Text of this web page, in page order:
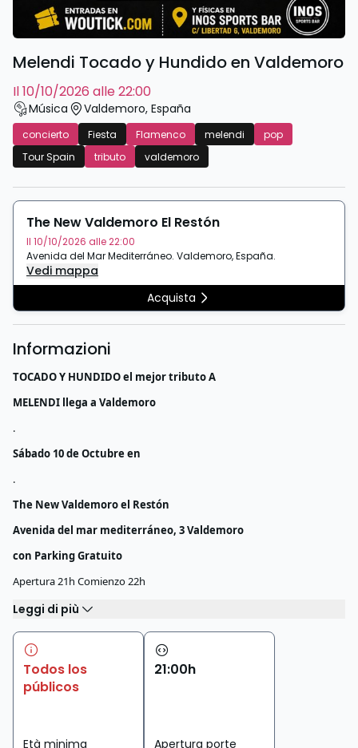
Melendi Tocado y Hundido en Valdemoro
il 10/10/2026 alle 22:00
Música Valdemoro, España
concierto Fiesta Flamenco melendi
pop
Tour Spain
tributo valdemoro
The New Valdemoro El Restón
Il 10/10/2026 alle 22:00
Avenida del Mar Mediterráneo. Valdemoro,España.
Vedi mappa
Acquista
Informazioni
TOCADO Y HUNDIDO el mejor tributo A
MELENDI llega a Valdemoro
.
Sábado 10 de Octubre en
.
The New Valdemoro el Restón
Avenida del mar mediterráneo, 3 Valdemoro
con Parking Gratuito
Apertura 21h Comienzo 22h
Leggi di più
Todos los
públicos
Età minima
21:00h
Apertura porte